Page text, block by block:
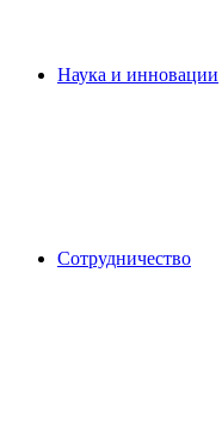
Наука и инновации
Сотрудничество